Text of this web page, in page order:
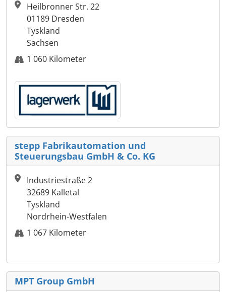
Heilbronner Str. 22
01189 Dresden
Tyskland
Sachsen
1 060 Kilometer
stepp Fabrikautomation und
Steuerungsbau GmbH & Co. KG
Industriestraße 2
32689 Kalletal
Tyskland
Nordrhein-Westfalen
1 067 Kilometer
MPT Group GmbH